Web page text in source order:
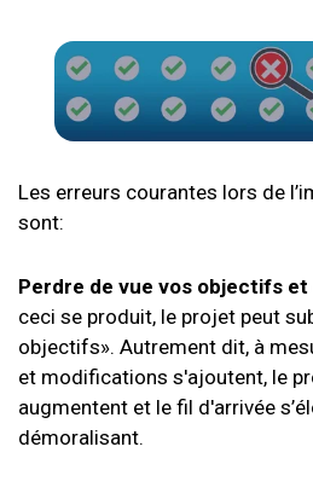
Les erreurs courantes lors de
sont:
Perdre de vue vos objectifs et
ceci se produit, le projet peut
objectifs». Autrement dit, à
et modifications s'ajoutent, le
augmentent et le fil d'arrivée
démoralisant.